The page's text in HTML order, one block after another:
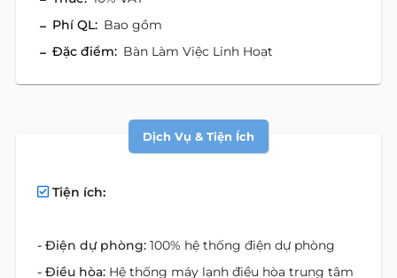
Phí QL: Bao gồm
Đặc điểm: Bàn Làm Việc Linh Hoạt
Dịch Vụ & Tiện Ích
Tiện ích:
- Điện dự phòng: 100% hệ thống điện dự phòng
- Điều hòa: Hệ thống máy lạnh điều hòa trung tâm